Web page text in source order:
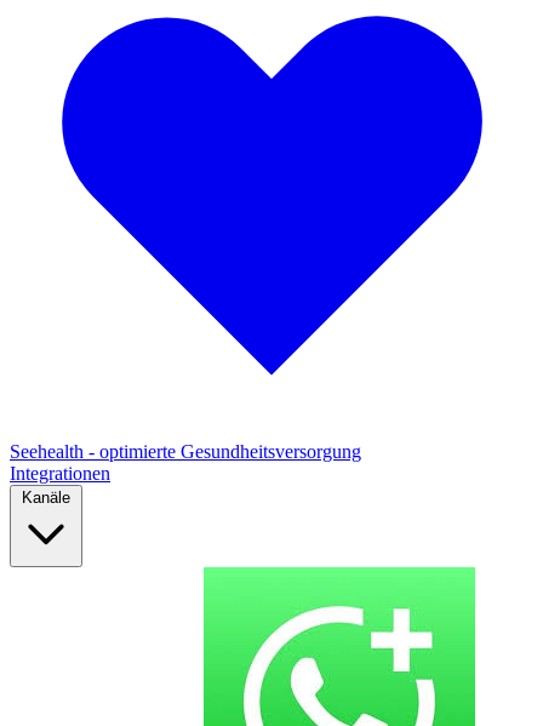
Seehealth - optimierte Gesundheitsversorgung
Integrationen
Kanäle